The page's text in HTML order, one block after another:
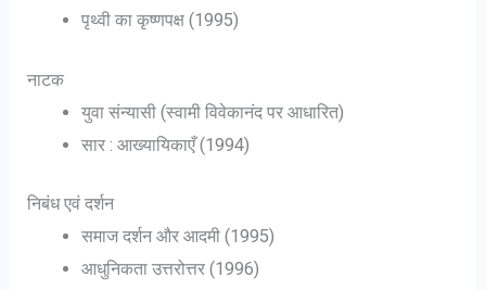
पृथ्वी का कृष्णपक्ष (1995)
नाटक
युवा संन्यासी (स्वामी विवेकानंद पर आधारित)
सार : आख्यायिकाएँ (1994)
निबंध एवं दर्शन
समाज दर्शन और आदमी (1995)
आधुनिकता उत्तरोत्तर (1996)